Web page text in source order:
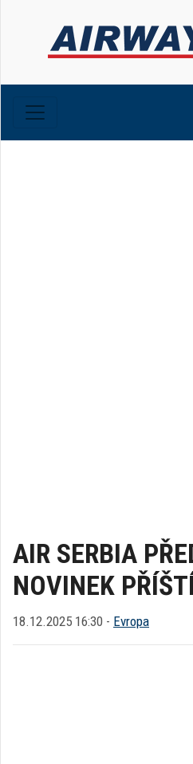
AIR SERBIA
NOVINEK
18.12.2025 16:30 - Evropa